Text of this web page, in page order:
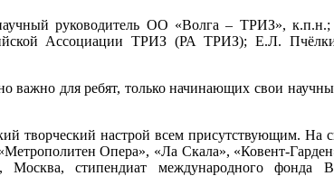
руководитель ОО «Волга – ТРИЗ»,
Ассоциации ТРИЗ (РА ТРИЗ); Е.Л.
важно для ребят, только начинающих свои
творческий настрой всем присутствующим. На
Опера», «Ла Скала», «Ковент-
стипендиат международного фонда В.